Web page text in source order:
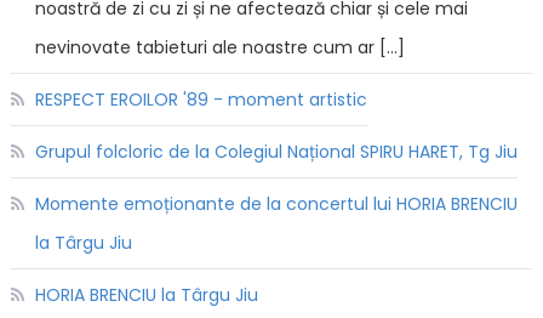
noastră de zi cu zi și ne afectează chiar și cele mai
nevinovate tabieturi ale noastre cum ar […]
RESPECT EROILOR '89 - moment artistic
Grupul folcloric de la Colegiul Național SPIRU HARET, Tg Jiu
Momente emoționante de la concertul lui HORIA BRENCIU
la Târgu Jiu
HORIA BRENCIU la Târgu Jiu